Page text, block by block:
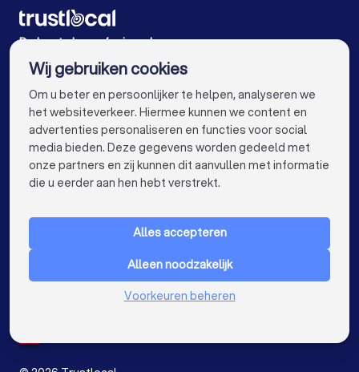
Begrafenisondernemers in Herenthout
Begrafenisondernemers in Tielt-Winge
Begrafenisondernemers in Antwerpen
Begrafenisondernemers in Gent
Begrafenisondernemers in Brugge
Begrafenisondernemers in Leuven
Begrafenisondernemers in Mechelen
Begrafenisondernemers in Kortrijk
Begrafenisondernemers in Hasselt
De beste begrafenisondernemers voor u
VOOR PARTICULIEREN keyboard_arrow_down
Nederland
Wij gebruiken cookies
Om u beter en persoonlijker te helpen, analyseren we
het websiteverkeer. Hiermee kunnen we content en
advertenties personaliseren en functies voor social
media bieden. Deze gegevens worden gedeeld met
onze partners en zij kunnen dit aanvullen met informatie
die u eerder aan hen hebt verstrekt.
Alles accepteren
Alleen noodzakelijk
Voorkeuren beheren